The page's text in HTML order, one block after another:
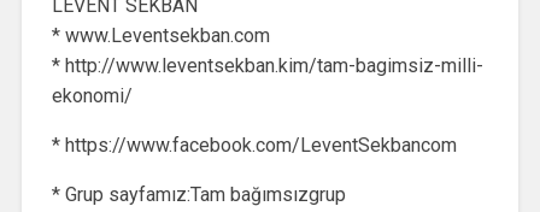
LEVENT SEKBAN
* www.Leventsekban.com
* http://www.leventsekban.kim/tam-bagimsiz-milli-
ekonomi/
* https://www.facebook.com/LeventSekbancom
* Grup sayfamız:Tam bağımsızgrup